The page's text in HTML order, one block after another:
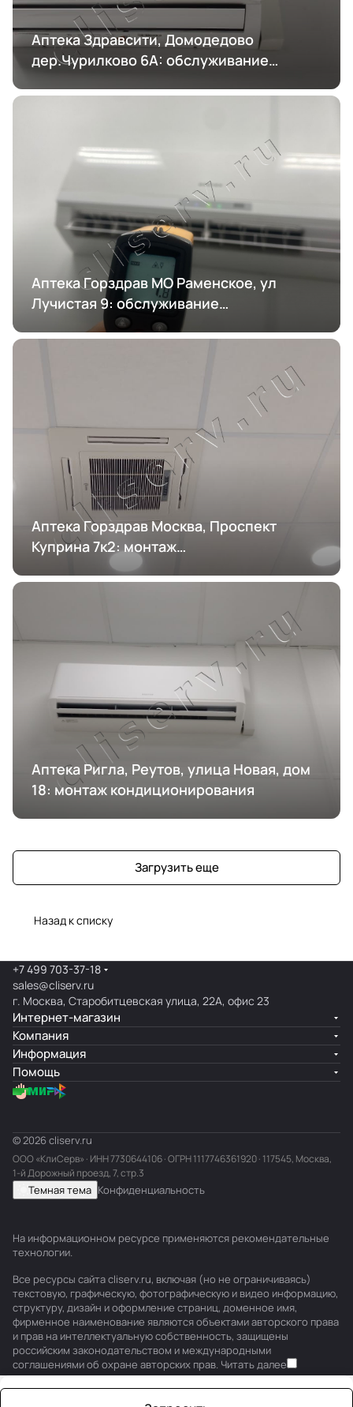
Аптека Здравсити, Домодедово
дер.Чурилково 6А: обслуживание
Аптека Горздрав МО Раменское, ул
Лучистая 9: обслуживание
кондиционирования
Аптека Горздрав Москва, Проспект
Куприна 7к2: монтаж
кондиционирования
Аптека Ригла, Реутов, улица Новая, дом
18: монтаж кондиционирования
Загрузить еще
Назад к списку
+7 499 703-37-18
sales@cliserv.ru
г. Москва, Старобитцевская улица, 22А, офис 23
Интернет-магазин
Компания
Информация
Помощь
© 2026 cliserv.ru
ООО «КлиСерв» · ИНН7730644106· ОГРН 1117746361920 · 117545, Москва,
1-й Дорожный проезд, 7, стр.3
Темная тема Конфиденциальность
На информационном ресурсе применяются рекомендательные
технологии.
Все ресурсы сайта cliserv.ru, включая (но не ограничиваясь)
текстовую, графическую, фотографическую и видео информацию,
структуру, дизайн и оформление страниц, доменное имя,
фирменное наименование являются объектами авторского права
и прав на интеллектуальную собственность, защищены
российским законодательством и международными
соглашениями об охране авторских прав. Читать далее